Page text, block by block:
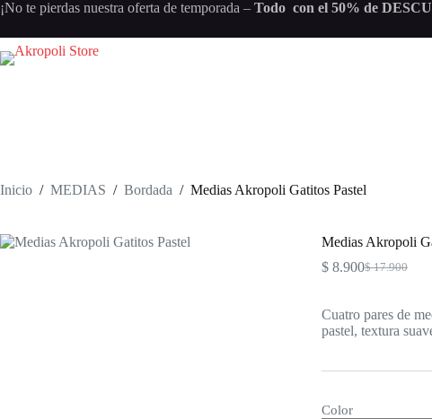
Saltar
contenido
¡No te pierdas nuestra oferta de temporada – Todo con el 50% de
Inicio / MEDIAS / Bordada / Medias Akropoli Gatitos Pastel
Medias Akropoli
$17.900
Original
$ 17.900.
$8.900Current
$ 8.900.
Cuatro pares de
pastel, textura
Color